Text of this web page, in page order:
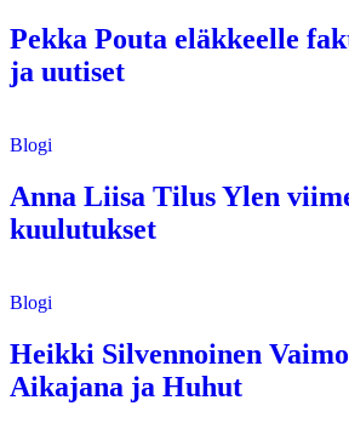
Pekka Pouta eläkkeelle
ja uutiset
Blogi
Anna Liisa Tilus Ylen
kuulutukset
Blogi
Heikki Silvennoinen
Aikajana ja Huhut